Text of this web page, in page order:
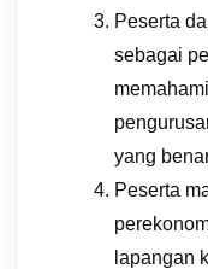
Peserta
sebagai
yang
Peserta
lapangan